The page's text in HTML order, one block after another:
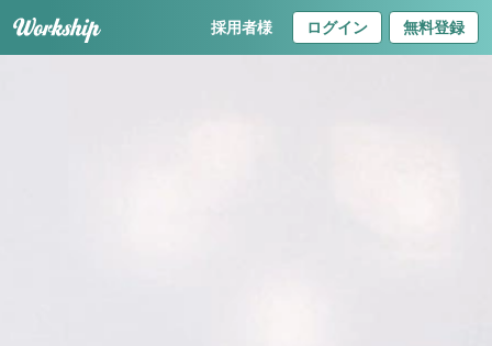
採用者様 ログイン 無料登録